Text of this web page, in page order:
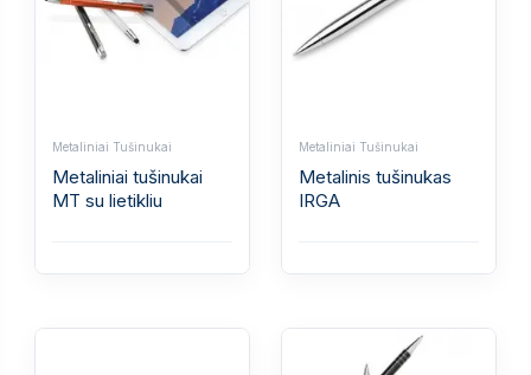
Metaliniai Tušinukai
Metaliniai tušinukai
MT su lietikliu
Metaliniai Tušinukai
Metalinis tušinukas
IRGA